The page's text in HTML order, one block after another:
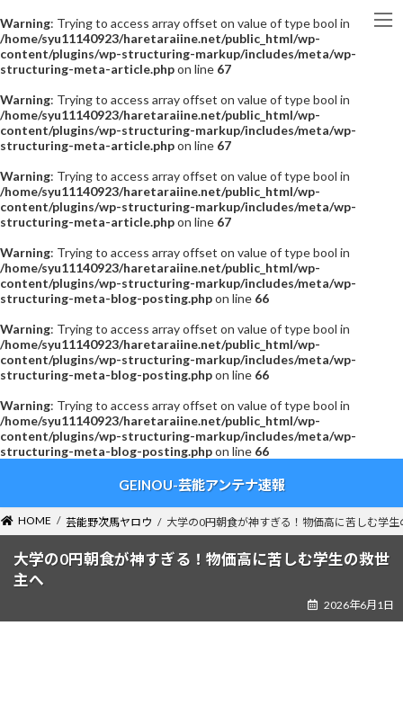
Warning: Trying to access array offset on value of type bool in
/home/syu11140923/haretaraiine.net/public_html/wp-
content/plugins/wp-structuring-markup/includes/meta/wp-
structuring-meta-article.phpon line 67
Warning: Trying to access array offset on value of type bool in
/home/syu11140923/haretaraiine.net/public_html/wp-
content/plugins/wp-structuring-markup/includes/meta/wp-
structuring-meta-article.phpon line 67
Warning: Trying to access array offset on value of type bool in
/home/syu11140923/haretaraiine.net/public_html/wp-
content/plugins/wp-structuring-markup/includes/meta/wp-
structuring-meta-article.phpon line 67
Warning: Trying to access array offset on value of type bool in
/home/syu11140923/haretaraiine.net/public_html/wp-
content/plugins/wp-structuring-markup/includes/meta/wp-
structuring-meta-blog-posting.phpon line 66
Warning: Trying to access array offset on value of type bool in
/home/syu11140923/haretaraiine.net/public_html/wp-
content/plugins/wp-structuring-markup/includes/meta/wp-
structuring-meta-blog-posting.phpon line 66
Warning: Trying to access array offset on value of type bool in
/home/syu11140923/haretaraiine.net/public_html/wp-
content/plugins/wp-structuring-markup/includes/meta/wp-
structuring-meta-blog-posting.phpon line 66
ン
ツ
ー
シ
GEINOU-芸能アンテナ速報
HOME 芸能野次馬ヤロウ 大学の0円朝食が神すぎる！物価高に苦しむ学生
大学の0円朝食が神すぎる！物価高に苦しむ学生の救世
主へ
2026年6月1日